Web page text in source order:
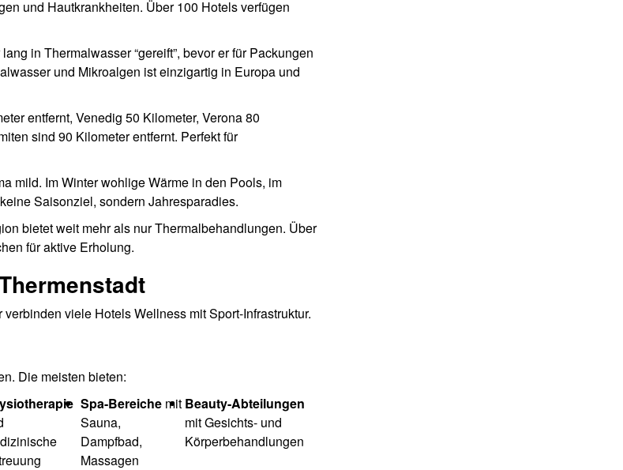
und Hautkrankheiten. Über 100 Hotels verfügen
in Thermalwasser “gereift”, bevor er für Packungen
und Mikroalgen ist einzigartig in Europa und
entfernt, Venedig 50 Kilometer, Verona 80
sind 90 Kilometer entfernt. Perfekt für
mild. Im Winter wohlige Wärme in den Pools, im
Saisonziel, sondern Jahresparadies.
bietet weit mehr als nur Thermalbehandlungen. Über
für aktive Erholung.
viele Hotels Wellness mit Sport-Infrastruktur.
Die meisten bieten:
Spa-Bereichemit
Sauna,
Dampfbad,
Massagen
Beauty-Abteilungen
mit Gesichts- und
Körperbehandlungen